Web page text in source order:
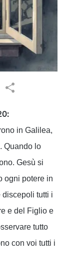
Print
in Galilea,
Quando lo
Gesù si
ogni potere in
discepoli tutti i
e del Figlio e
tutto
con voi tutti i